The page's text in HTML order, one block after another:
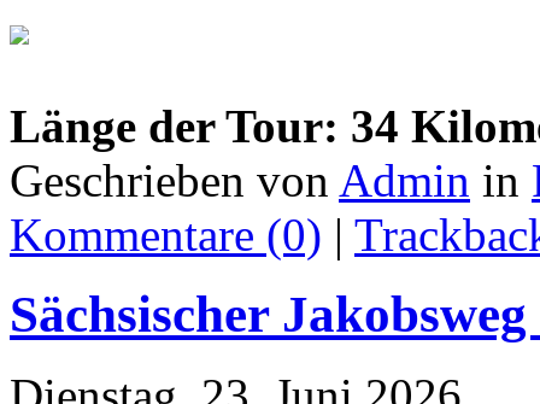
Länge der Tour: 34
Geschrieben von Admin in
Kommentare (0) |
Sächsischer